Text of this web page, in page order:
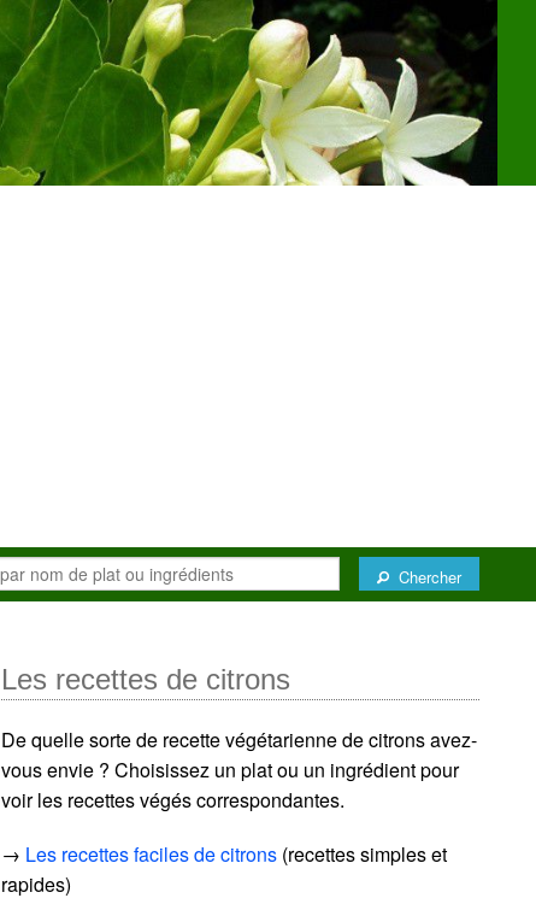
Chercher
Les recettes de citrons
De quelle sorte de recette végétarienne de citrons avez-
vous envie ? Choisissez un plat ou un ingrédient pour
voir les recettes végés correspondantes.
→ Les recettes faciles de citrons (recettes simples et
rapides)